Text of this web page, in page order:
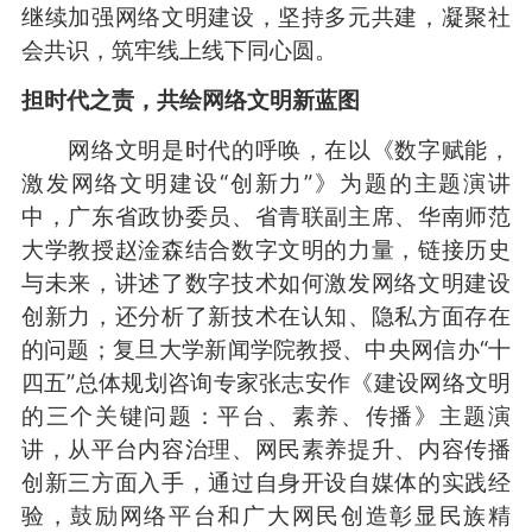
继续加强网络文明建设，坚持多元共建，凝聚社
会共识，筑牢线上线下同心圆。
担时代之责，共绘网络文明新蓝图
网络文明是时代的呼唤，在以《数字赋能，
激发网络文明建设“创新力”》为题的主题演讲
中，广东省政协委员、省青联副主席、华南师范
大学教授赵淦森结合数字文明的力量，链接历史
与未来，讲述了数字技术如何激发网络文明建设
创新力，还分析了新技术在认知、隐私方面存在
的问题；复旦大学新闻学院教授、中央网信办“十
四五”总体规划咨询专家张志安作《建设网络文明
的三个关键问题：平台、素养、传播》主题演
讲，从平台内容治理、网民素养提升、内容传播
创新三方面入手，通过自身开设自媒体的实践经
验，鼓励网络平台和广大网民创造彰显民族精